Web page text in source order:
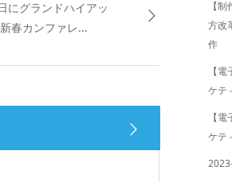
にグランドハイアッ
春カンファレ...
【
方改
作
【
ケテ
【
ケテ